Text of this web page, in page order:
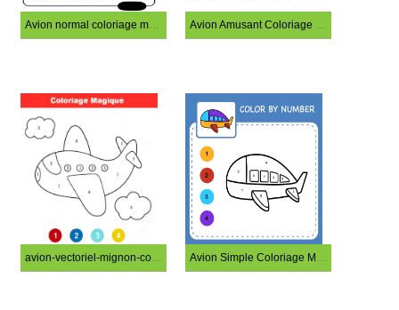
Avion normal coloriage magique Avion Amusant Coloriage Magique
avion-vectoriel-mignon-coloriage-magique Avion Simple Coloriage Magique